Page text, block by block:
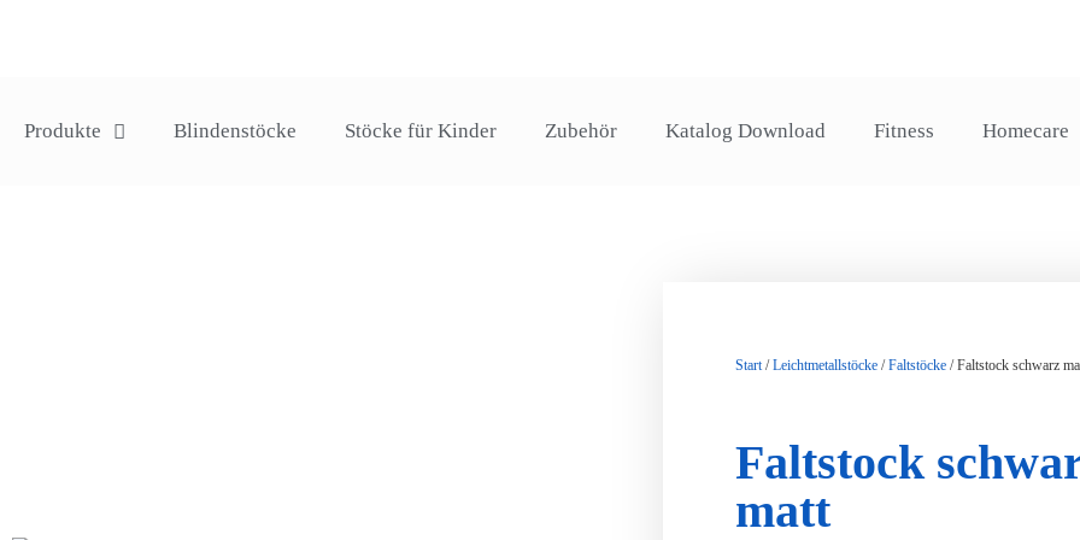
Produkte Blindenstöcke Stöcke für Kinder Zubehör Katalog Download Fitness Homecare
Start/Leichtmetallstöcke /Faltstöcke / Faltstock schwarz
Faltstock
matt